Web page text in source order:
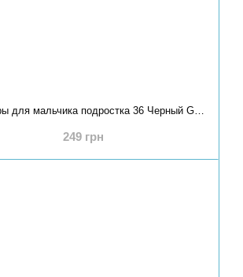
Слайдеры для мальчика подростка 36 Черный GIPANIS (675731-36)
249 грн